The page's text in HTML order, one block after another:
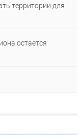
территории для
остается